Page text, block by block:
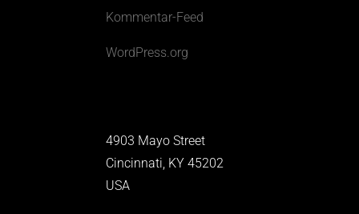
Kommentar-Feed
WordPress.org
4903 Mayo Street
Cincinnati, KY 45202
USA